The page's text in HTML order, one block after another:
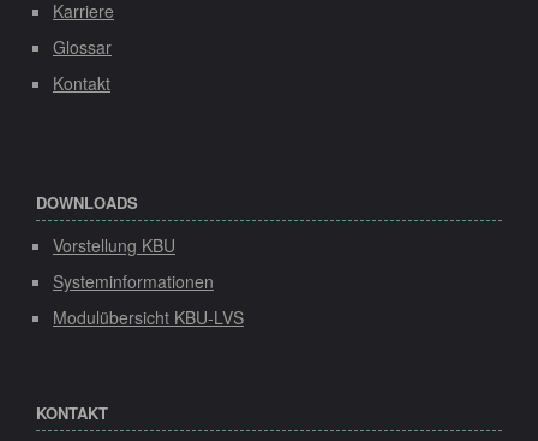
Karriere
Glossar
Kontakt
DOWNLOADS
Vorstellung KBU
Systeminformationen
Modulübersicht KBU-LVS
KONTAKT